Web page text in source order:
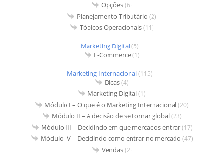
Opções(6)
Planejamento Tributário (2)
Tópicos Operacionais(11)
Marketing Digital(5)
E-Commerce(1)
Marketing Internacional(115)
Dicas(4)
Marketing Digital(1)
Módulo I – O que é o Marketing Internacional(20)
Módulo II – A decisão de se tornar global(23)
Módulo III – Decidindo em que mercados entrar(17)
Módulo IV – Decidindo como entrar no mercado (47)
Vendas(2)